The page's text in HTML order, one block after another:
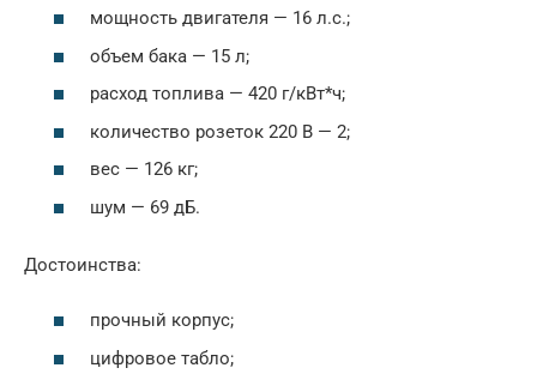
мощность двигателя — 16 л.с.;
объем бака — 15 л;
расход топлива — 420 г/кВт*ч;
количество розеток 220 В — 2;
вес — 126 кг;
шум — 69 дБ.
Достоинства:
прочный корпус;
цифровое табло;